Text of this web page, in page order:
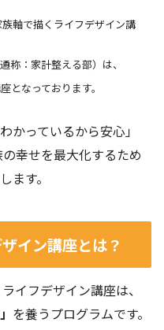
軸で描くライフデザイン講
称：家計整える部）は、
となっております。
かっているから安心」
幸せを最大化するため
ます。
イン講座とは？
イフデザイン講座は、
を養うプログラムです。